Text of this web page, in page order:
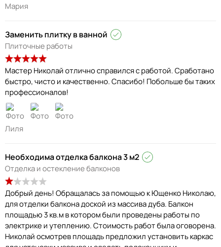
Мария
Заменить плитку в ванной
Плиточные работы
Мастер Николай отлично справился с работой. Сработано
быстро, чисто и качественно. Спасибо! Побольше бы таких
профессионалов!
Лиля
Необходима отделка балкона 3 м2
Отделка и остекление балконов
Добрый день! Обращалась за помощью к Ющенко Николаю,
для отделки балкона доской из массива дуба. Балкон
площадью 3 кв.м в котором были проведены работы по
электрике и утеплению. Стоимость работ была оговорена.
Николай осмотрев площадь предложил установить каркас